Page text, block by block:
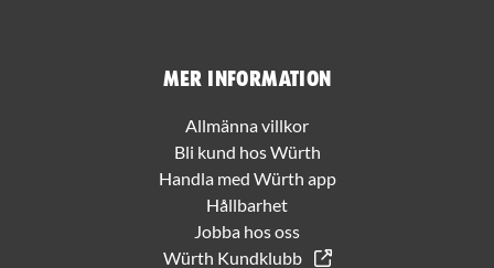
Mer information
Allmänna villkor
Bli kund hos Würth
Handla med Würth app
Hållbarhet
Jobba hos oss
Würth Kundklubb